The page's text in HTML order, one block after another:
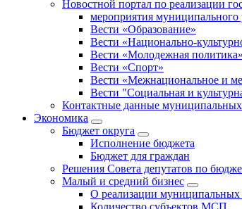
Новостной портал по реализации
мероприятия муниципального
Вести «Образование»
Вести «Национально-
Вести «Молодежная политика»
Вести «Спорт»
Вести «Межнациональное и
Вести "Социальная и
Контактные данные
Экономика
Бюджет округa
Исполнение бюджета
Бюджет для граждан
Решения Совета депутатов по
Малый и средний бизнес
О реализации
Количество субъектов МСП